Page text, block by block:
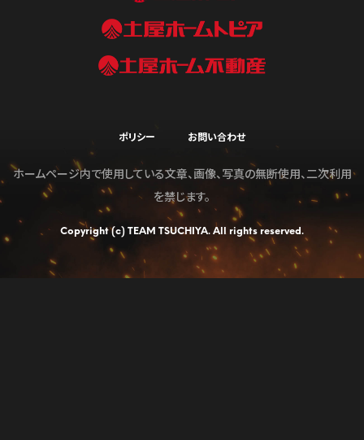
ポリシー お問い合わせ
ホームページ内で使用している文章、画像、写真の無断使用、二次利用
を禁じます。
Copyright (c) TEAM TSUCHIYA. All rights reserved.